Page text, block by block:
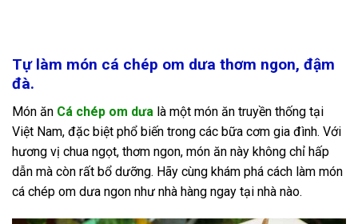
Tự làm món cá chép om dưa thơm ngon, đậm
đà.
Món ăn Cá chép om dưa là một món ăn truyền thống tại
Việt Nam, đặc biệt phổ biến trong các bữa cơm gia đình. Với
hương vị chua ngọt, thơm ngon, món ăn này không chỉ hấp
dẫn mà còn rất bổ dưỡng. Hãy cùng khám phá cách làm món
cá chép om dưa ngon như nhà hàng ngay tại nhà nào.